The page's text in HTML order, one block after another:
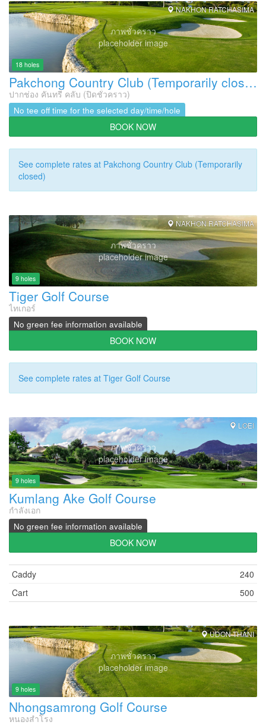
ภาพชั่วคราว
placeholder image
NAKHON RATCHASIMA
18 holes
Pakchong Country Club (Temporarily closed)
ปากช่อง คันทรี คลับ (ปิดชั่วคราว)
No tee off time for the selected day/time/hole
BOOK NOW
See complete rates at Pakchong Country Club (Temporarily
closed)
ภาพชั่วคราว
placeholder image
NAKHON RATCHASIMA
9 holes
Tiger Golf Course
ไทเกอร์
No green fee information available
BOOK NOW
See complete rates at Tiger Golf Course
ภาพชั่วคราว
placeholder image
LOEI
9 holes
Kumlang Ake Golf Course
กำลังเอก
No green fee information available
BOOK NOW
Caddy
240
Cart
500
ภาพชั่วคราว
placeholder image
UDON THANI
9 holes
Nhongsamrong Golf Course
หนองสำโรง